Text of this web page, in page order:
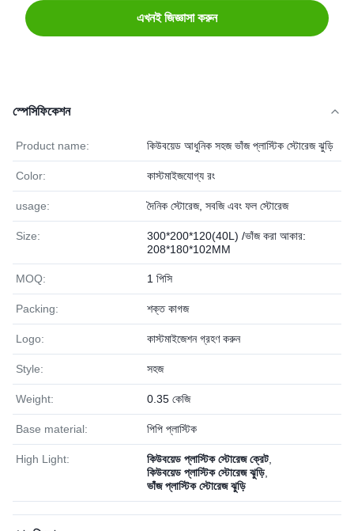
এখনই জিজ্ঞাসা করুন
স্পেসিফিকেশন
Product name: কিউবয়েড আধুনিক সহজ ভাঁজ প্লাস্টিক স্টোরেজ ঝুড়ি
Color: কাস্টমাইজযোগ্য রং
usage: দৈনিক স্টোরেজ, সবজি এবং ফল স্টোরেজ
Size:
300*200*120(40L) /ভাঁজ করা আকার:
208*180*102MM
MOQ: 1 পিসি
Packing: শক্ত কাগজ
Logo: কাস্টমাইজেশন গ্রহণ করুন
Style: সহজ
Weight: 0.35 কেজি
Base material: পিপি প্লাস্টিক
High Light: কিউবয়েড প্লাস্টিক স্টোরেজ ক্রেট,
কিউবয়েড প্লাস্টিক স্টোরেজ ঝুড়ি,
ভাঁজ প্লাস্টিক স্টোরেজ ঝুড়ি